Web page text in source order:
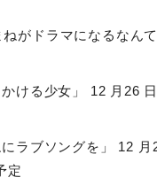
がドラマになるなん
ける少女」 12 月 26
ラブソングを」 12 月
定